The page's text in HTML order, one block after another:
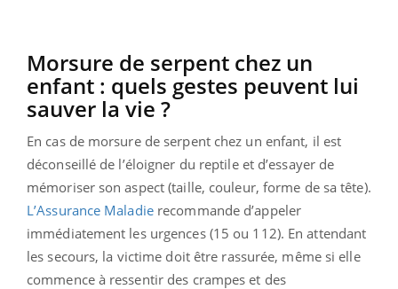
Morsure de serpent chez un
enfant : quels gestes peuvent lui
sauver la vie ?
En cas de morsure de serpent chez un enfant, il est
déconseillé de l’éloigner du reptile et d’essayer de
mémoriser son aspect (taille, couleur, forme de sa tête).
L’Assurance Maladierecommande d’appeler
immédiatement les urgences (15 ou 112). En attendant
les secours, la victime doit être rassurée, même si elle
commence à ressentir des crampes et des